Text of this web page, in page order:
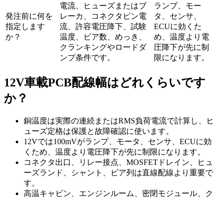
発注前に何を
指定します
か？
電流、ヒューズまたはブ
レーカ、コネクタピン電
流、許容電圧降下、試験
温度、ビア数、めっき、
クランキングやロードダ
ンプ条件です。
ランプ、モー
タ、センサ、
ECUに効くた
め、温度より電
圧降下が先に制
限になります。
12V車載PCB配線幅はどれくらいです
か？
銅温度は実際の連続またはRMS負荷電流で計算し、ヒ
ューズ定格は保護と故障確認に使います。
12Vでは100mVがランプ、モータ、センサ、ECUに効
くため、温度より電圧降下が先に制限になります。
コネクタ出口、リレー接点、MOSFETドレイン、ヒュ
ーズランド、シャント、ビア列は直線配線より重要で
す。
高温キャビン、エンジンルーム、密閉モジュール、ク